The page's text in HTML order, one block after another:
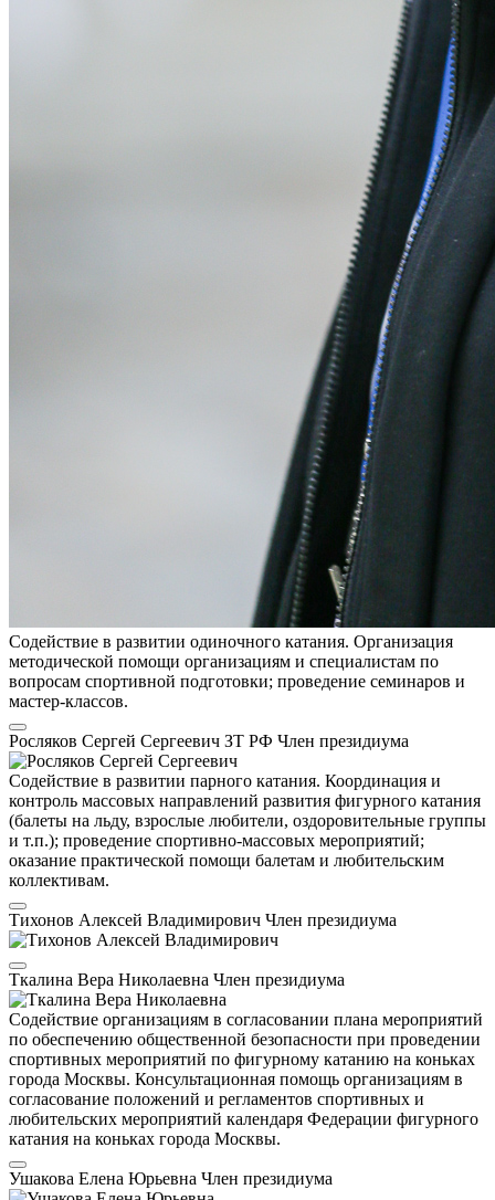
Содействие в развитии одиночного катания. Организация
методической помощи организациям и специалистам по
вопросам спортивной подготовки; проведение семинаров и
мастер-классов.
Росляков Сергей Сергеевич ЗТ РФ Член президиума
Содействие в развитии парного катания. Координация и
контроль массовых направлений развития фигурного катания
(балеты на льду, взрослые любители, оздоровительные группы
и т.п.); проведение спортивно-массовых мероприятий;
оказание практической помощи балетам и любительским
коллективам.
Тихонов Алексей Владимирович Член президиума
Ткалина Вера Николаевна Член президиума
Содействие организациям в согласовании плана мероприятий
по обеспечению общественной безопасности при проведении
спортивных мероприятий по фигурному катанию на коньках
города Москвы. Консультационная помощь организациям в
согласование положений и регламентов спортивных и
любительских мероприятий календаря Федерации фигурного
катания на коньках города Москвы.
Ушакова Елена Юрьевна Член президиума